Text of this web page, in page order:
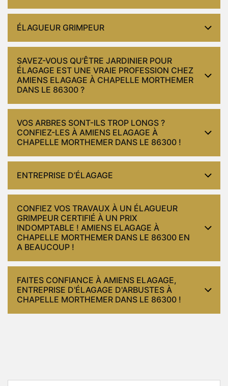
ÉLAGUEUR GRIMPEUR
SAVEZ-VOUS QU’ÊTRE JARDINIER POUR
ÉLAGAGE EST UNE VRAIE PROFESSION CHEZ
AMIENS ELAGAGE À CHAPELLE MORTHEMER
DANS LE 86300 ?
VOS ARBRES SONT-ILS TROP LONGS ?
CONFIEZ-LES À AMIENS ELAGAGE À
CHAPELLE MORTHEMER DANS LE 86300 !
ENTREPRISE D’ÉLAGAGE
CONFIEZ VOS TRAVAUX À UN ÉLAGUEUR
GRIMPEUR CERTIFIÉ À UN PRIX
INDOMPTABLE ! AMIENS ELAGAGE À
CHAPELLE MORTHEMER DANS LE 86300 EN
A BEAUCOUP !
FAITES CONFIANCE À AMIENS ELAGAGE,
ENTREPRISE D'ÉLAGAGE D'ARBUSTES À
CHAPELLE MORTHEMER DANS LE 86300 !